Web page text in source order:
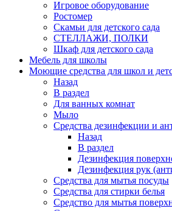
Игровое оборудование
Ростомер
Скамьи для детского сада
СТЕЛЛАЖИ, ПОЛКИ
Шкаф для детского сада
Мебель для школы
Моющие средства для школ и
Назад
В раздел
Для ванных комнат
Мыло
Средства дезинфекции и
Назад
В раздел
Дезинфекция
Дезинфекция рук
Средства для мытья посуды
Средства для стирки белья
Средство для мытья